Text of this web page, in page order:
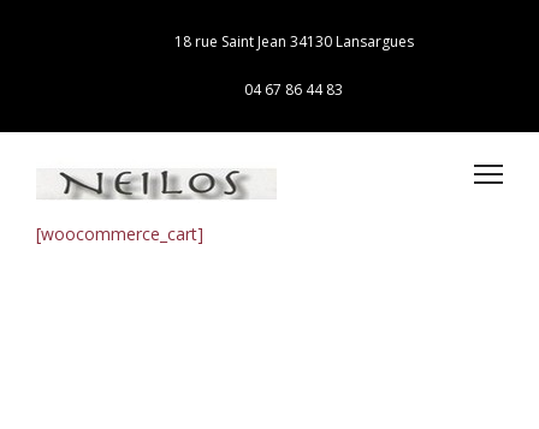
18 rue Saint Jean 34130 Lansargues
04 67 86 44 83
[woocommerce_cart]